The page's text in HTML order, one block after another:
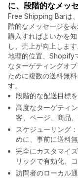
に、段階的なメッ
Free Shipping Barは
階的なメッセージを
購入すればよいかを
し、売上が向上しま
地理的位置、Shopify
なターゲティングオ
ために複数の送料無
す。
段階的な配送目標
高度なターゲティ
客、ページ、商品
スケジューリング
めに、事前に送料
完全にカスタマイ
リックで有効化、
訪問者のローカル